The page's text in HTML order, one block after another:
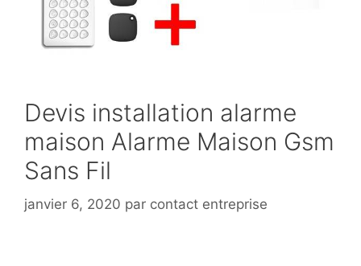
Devis installation alarme
maison Alarme Maison Gsm
Sans Fil
janvier 6, 2020 par contact entreprise